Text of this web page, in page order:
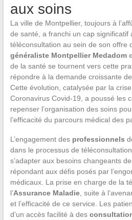
aux soins
La ville de Montpellier, toujours à
de santé, a franchi un cap significatif
téléconsultation au sein de son offre
généraliste Montpellier Medadom
de la santé se tournent vers cette
répondre à la demande croissante
Cette évolution, catalysée par la
Coronavirus Covid-19, a poussé les
repenser l’organisation des soins
l’efficacité du parcours médical des
L’engagement des professionnels
dans le processus de
s’adapter aux besoins changeants
répondant aux défis posés par
médicaux. La prise en charge de la
l’Assurance Maladie, suite à
et l’efficacité de ce service. Les
d’un accès facilité à des